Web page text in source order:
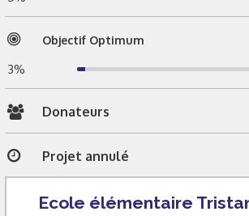
Objectif Optimum
3%
Donateurs
Projet annulé
Ecole élémentaire